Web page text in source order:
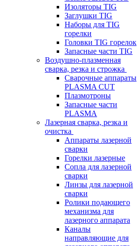
Изоляторы TIG
Заглушки TIG
Наборы для TIG
горелки
Головки TIG горелок
Запасные части TIG
Воздушно-плазменная
сварка, резка и строжка
Сварочные аппараты
PLASMA CUT
Плазмотроны
Запасные части
PLASMA
Лазерная сварка, резка и
очистка
Аппараты лазерной
сварки
Горелки лазерные
Сопла для лазерной
сварки
Линзы для лазерной
сварки
Ролики подающего
механизма для
лазерного аппарата
Каналы
направляющие для